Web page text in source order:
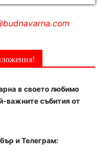
в своето любимо
важните събития от
и Телеграм: